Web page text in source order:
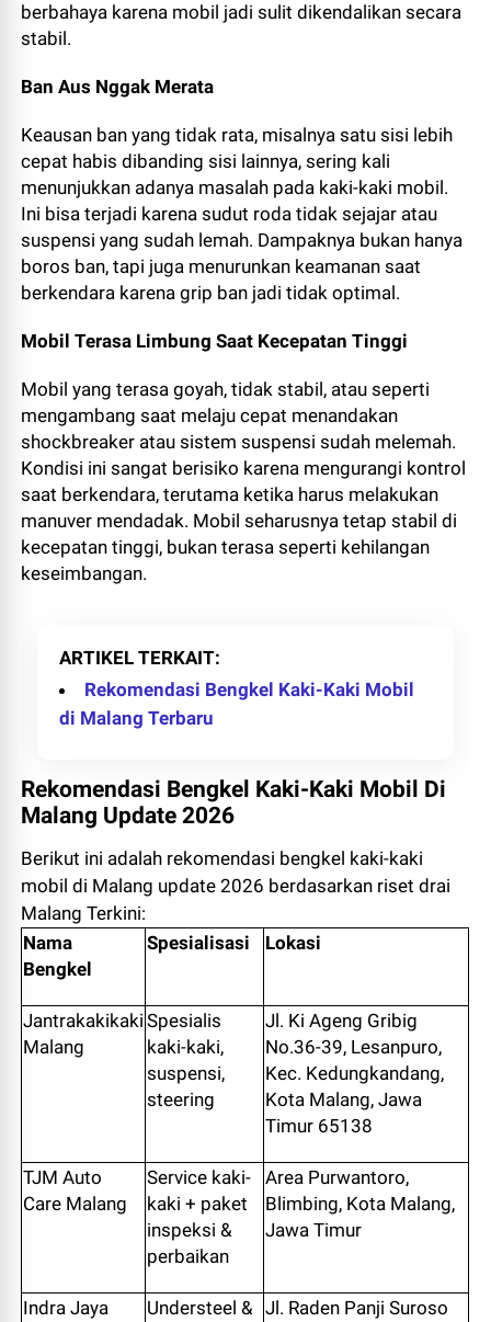
berbahaya karena mobil jadi sulit dikendalikan secara
stabil.
Ban Aus Nggak Merata
Keausan ban yang tidak rata, misalnya satu sisi lebih
cepat habis dibanding sisi lainnya, sering kali
menunjukkan adanya masalah pada kaki-kaki mobil.
Ini bisa terjadi karena sudut roda tidak sejajar atau
suspensi yang sudah lemah. Dampaknya bukan hanya
boros ban, tapi juga menurunkan keamanan saat
berkendara karena grip ban jadi tidak optimal.
Mobil Terasa Limbung Saat Kecepatan Tinggi
Mobil yang terasa goyah, tidak stabil, atau seperti
mengambang saat melaju cepat menandakan
shockbreaker atau sistem suspensi sudah melemah.
Kondisi ini sangat berisiko karena mengurangi kontrol
saat berkendara, terutama ketika harus melakukan
manuver mendadak. Mobil seharusnya tetap stabil di
kecepatan tinggi, bukan terasa seperti kehilangan
keseimbangan.
ARTIKEL TERKAIT
Rekomendasi Bengkel Kaki-Kaki Mobil
di Malang Terbaru
Rekomendasi Bengkel Kaki-Kaki Mobil Di
Malang Update 2026
Berikut ini adalah rekomendasi bengkel kaki-kaki
mobil di Malang update 2026 berdasarkan riset drai
Malang Terkini:
Nama
Bengkel
Spesialisasi Lokasi
Jantrakakikaki
Malang
Spesialis
kaki-kaki,
suspensi,
steering
Jl. Ki Ageng Gribig
No.36-39, Lesanpuro,
Kec. Kedungkandang,
Kota Malang, Jawa
Timur 65138
TJM Auto
Care Malang
Service kaki-
kaki + paket
inspeksi &
perbaikan
Area Purwantoro,
Blimbing, Kota Malang,
Jawa Timur
Indra Jaya
Understeel & Jl. Raden Panji Suroso